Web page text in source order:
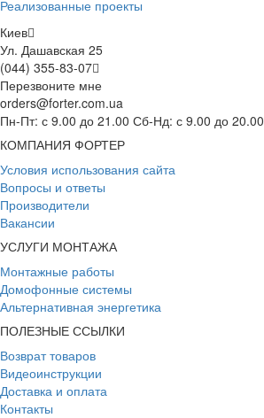
Реализованные проекты
Киев
Ул. Дашавская 25
(044) 355-83-07
Перезвоните мне
orders@forter.com.ua
Пн-Пт: с 9.00 до 21.00 Сб-Нд: с 9.00 до 20.00
КОМПАНИЯ ФОРТЕР
Условия использования сайта
Вопросы и ответы
Производители
Вакансии
УСЛУГИ МОНТАЖА
Монтажные работы
Домофонные системы
Альтернативная энергетика
ПОЛЕЗНЫЕ ССЫЛКИ
Возврат товаров
Видеоинструкции
Доставка и оплата
Контакты